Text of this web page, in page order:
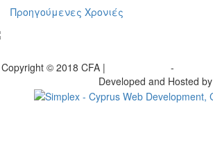
Προηγούμενες Χρονιές
Copyright © 2018 CFA | -
Developed and Hosted by